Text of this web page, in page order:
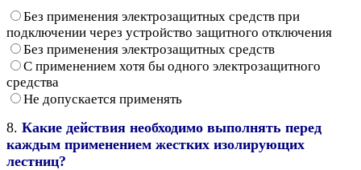
Без применения электрозащитных средств при
подключении через устройство защитного отключения
Без применения электрозащитных средств
С применением хотя бы одного электрозащитного
средства
Не допускается применять
8. Какие действия необходимо выполнять перед
каждым применением жестких изолирующих
лестниц?